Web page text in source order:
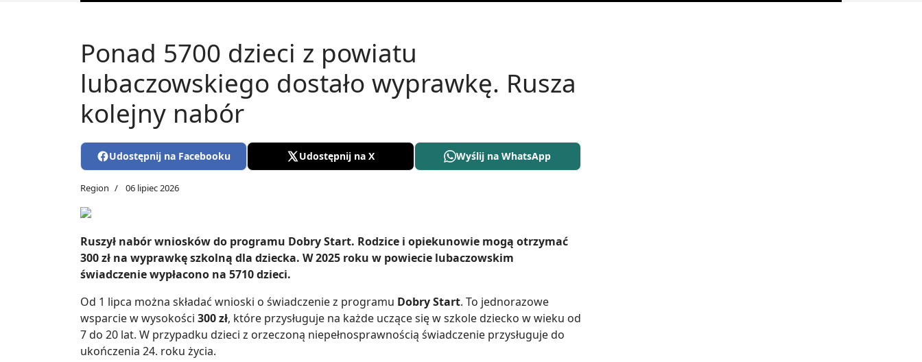
Ponad 5700 dzieci z powiatu
lubaczowskiego dostało wyprawkę. Rusza
kolejny nabór
Udostępnij na Facebooku Udostępnij na X Wyślij na WhatsApp
Region 06 lipiec 2026
Ruszył nabór wniosków do programu Dobry Start. Rodzice i opiekunowie mogą otrzymać
300 zł na wyprawkę szkolną dla dziecka. W 2025 roku w powiecie lubaczowskim
świadczenie wypłacono na 5710 dzieci.
Od 1 lipca można składać wnioski o świadczenie z programu Dobry Start. To jednorazowe
wsparcie w wysokości 300 zł, które przysługuje na każde uczące się w szkole dziecko w wieku od
7 do 20 lat. W przypadku dzieci z orzeczoną niepełnosprawnością świadczenie przysługuje do
ukończenia 24. roku życia.